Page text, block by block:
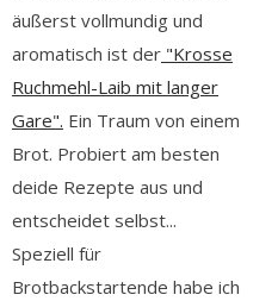
äußerst vollmundig und
aromatisch ist der "Krosse
Ruchmehl-Laib mit langer
Gare". Ein Traum von einem
Brot. Probiert am besten
deide Rezepte aus und
entscheidet selbst...
Speziell für
Brotbackstartende habe ich